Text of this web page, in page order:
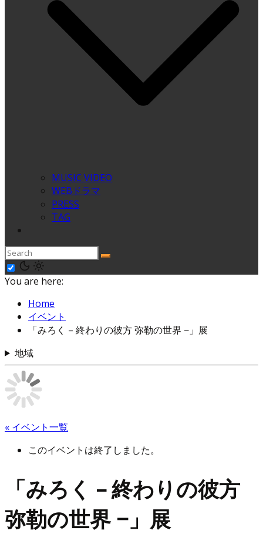
MUSIC VIDEO
WEBドラマ
PRESS
TAG
You are here:
Home
イベント
「みろく – 終わりの彼方 弥勒の世界 −」展
地域
« イベント一覧
このイベントは終了しました。
「みろく – 終わりの彼方
弥勒の世界 −」展